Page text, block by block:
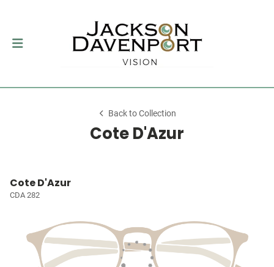
Back to Collection
Cote D'Azur
Cote D'Azur
CDA 282